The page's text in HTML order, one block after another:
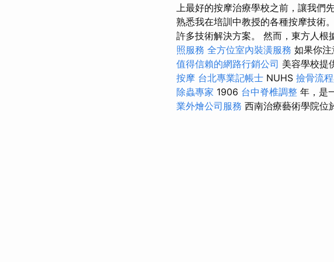
上最好的按摩治療學校之前，讓我們
熟悉我在培訓中教授的各種按摩技術。
許多技術解決方案。 然而，東方人根
照服務 全方位室內裝潢服務 如果你注
值得信賴的網路行銷公司 美容學校提
按摩 台北專業記帳士 NUHS 撿骨流
除蟲專家 1906 台中脊椎調整 年，是
業外燴公司服務 西南治療藝術學院位